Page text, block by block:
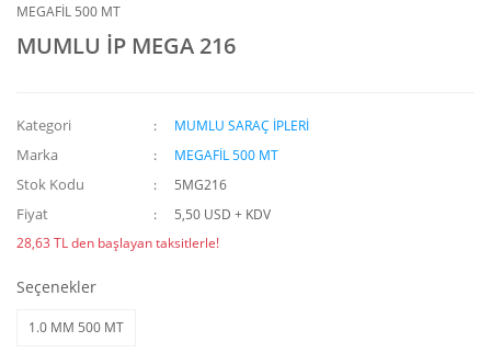
MEGAFİL 500 MT
MUMLU İP MEGA 216
Kategori MUMLU SARAÇ İPLERİ
Marka MEGAFİL 500 MT
Stok Kodu 5MG216
Fiyat
5,50 USD + KDV
28,63 TL den başlayan taksitlerle!
Seçenekler
1.0 MM 500 MT